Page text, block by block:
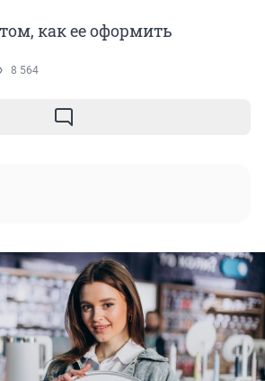
как ее оформить
8 564